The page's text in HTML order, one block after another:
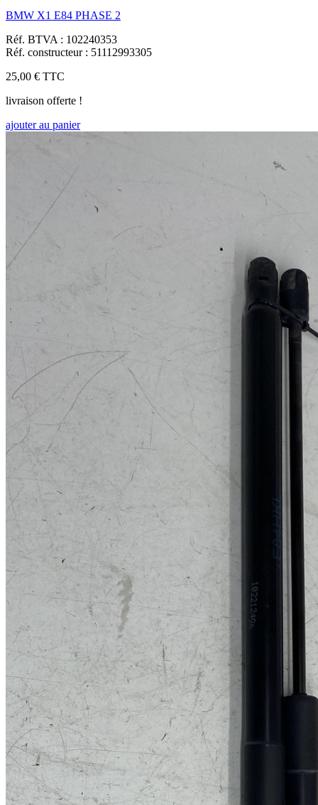
BMW X1 E84 PHASE 2
Réf. BTVA : 102240353
Réf. constructeur : 51112993305
25,00 € TTC
livraison offerte !
ajouter au panier